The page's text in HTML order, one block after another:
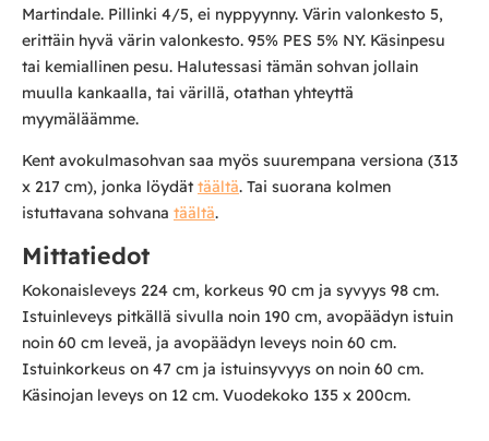
Martindale. Pillinki 4/5, ei nyppyynny. Värin valonkesto 5,
erittäin hyvä värin valonkesto. 95% PES 5% NY. Käsinpesu
tai kemiallinen pesu. Halutessasi tämän sohvan jollain
muulla kankaalla, tai värillä, otathan yhteyttä
myymäläämme.
Kent avokulmasohvan saa myös suurempana versiona (313
x 217 cm), jonka löydättäältä. Tai suorana kolmen
istuttavana sohvana täältä.
Mittatiedot
Kokonaisleveys 224 cm, korkeus 90 cm ja syvyys 98 cm.
Istuinleveys pitkällä sivulla noin 190 cm, avopäädyn istuin
noin 60 cm leveä, ja avopäädyn leveys noin 60 cm.
Istuinkorkeus on 47 cm ja istuinsyvyys on noin 60 cm.
Käsinojan leveys on 12 cm. Vuodekoko 135 x 200cm.